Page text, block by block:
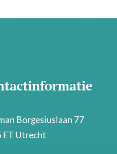
Borgesiuslaan 77
ET Utrecht